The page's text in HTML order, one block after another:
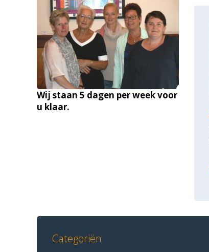
Wij staan 5 dagen per week voor
u klaar.
Categoriën